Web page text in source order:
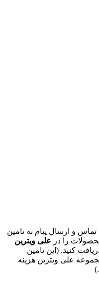
و ارسال پیام به تامین
را در علی ویترین
کنید. (این تامین
علی ویترین هزینه